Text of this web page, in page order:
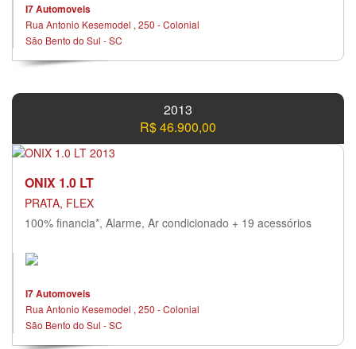
I7 Automoveis
Rua Antonio Kesemodel , 250 - Colonial
São Bento do Sul - SC
2013
R$ 46.900,00
ONIX 1.0 LT
PRATA, FLEX
100% financia*, Alarme, Ar condicionado + 19 acessórios
I7 Automoveis
Rua Antonio Kesemodel , 250 - Colonial
São Bento do Sul - SC